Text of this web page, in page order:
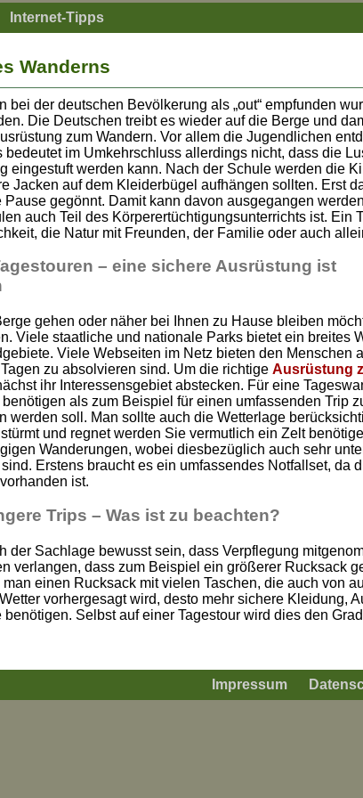
Internet-Tipps
Wanderns
bei der deutschen Bevölkerung als „out“ empfunden
Die Deutschen treibt es wieder auf die Berge und
zum Wandern. Vor allem die Jugendlichen
bedeutet im Umkehrschluss allerdings nicht, dass die
eingestuft werden kann. Nach der Schule werden die
Jacken auf dem Kleiderbügel aufhängen sollten. Erst
gegönnt. Damit kann davon ausgegangen
auch Teil des Körperertüchtigungsunterrichts ist. Ein
die Natur mit Freunden, der Familie oder auch
– eine sichere Ausrüstung ist
gehen oder näher bei Ihnen zu Hause bleiben
Viele staatliche und nationale Parks bietet ein breites
Viele Webseiten im Netz bieten den Menschen
zu absolvieren sind. Um die richtige Ausrüstung
ihr Interessensgebiet abstecken. Für eine
als zum Beispiel für einen umfassenden Trip
werden soll. Man sollte auch die Wetterlage
und regnet werden Sie vermutlich ein Zelt
Wanderungen, wobei diesbezüglich auch sehr
Erstens braucht es ein umfassendes Notfallset, da
ist.
Trips – Was ist zu beachten?
der Sachlage bewusst sein, dass Verpflegung
verlangen, dass zum Beispiel ein größerer Rucksack
einen Rucksack mit vielen Taschen, die auch von
vorhergesagt wird, desto mehr sichere Kleidung,
Selbst auf einer Tagestour wird dies den
Impressum